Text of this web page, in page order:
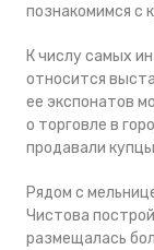
познакомимся с
К числу самых
относится
ее экспонатов
о торговле в
продавали
Рядом с
Чистова
размещалась